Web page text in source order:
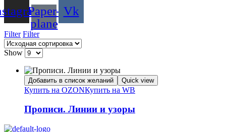
Paper-
plane
Vk
Filter Filter
Show
Добавить в список желаний Quick view
Купить на OZONКупить на WB
Прописи. Линии и узоры